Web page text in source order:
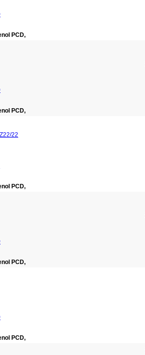
PCD,
PCD,
22
PCD,
PCD,
PCD,